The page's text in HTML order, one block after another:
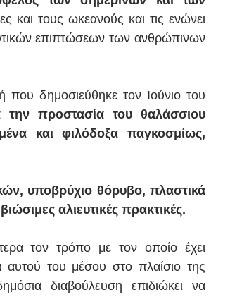
και τους ωκεανούς και τις ενώνει
επιπτώσεων των ανθρώπινων
που δημοσιεύθηκε τον Ιούνιο του
προστασία του θαλάσσιου
και φιλόδοξα παγκοσμίως,
υποβρύχιο θόρυβο, πλαστικά
αλιευτικές πρακτικές.
τον τρόπο με τον οποίο έχει
αυτού του μέσου στο πλαίσιο της
διαβούλευση επιδιώκει να